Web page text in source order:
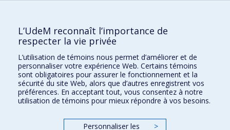
Comment soutenir le Département?
BESOIN D'AIDE?
Plan du site
Signaler une erreur
Accessibilité
FACULTÉ DES ARTS ET DES SCIENCES
Nos départements et écoles
L’UdeM reconnaît l’importance de
respecter la vie privée
L’utilisation de témoins nous permet d’améliorer et de
personnaliser votre expérience Web. Certains témoins
sont obligatoires pour assurer le fonctionnement et la
sécurité du site Web, alors que d’autres enregistrent vos
préférences. En acceptant tout, vous consentez à notre
utilisation de témoins pour mieux répondre à vos besoins.
Personnaliser les >